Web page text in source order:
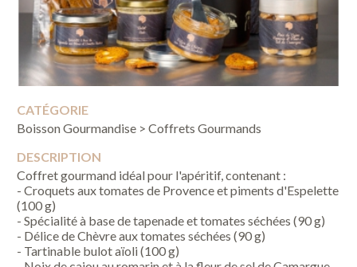
CATÉGORIE
Boisson Gourmandise > Coffrets Gourmands
DESCRIPTION
Coffret gourmand idéal pour l'apéritif, contenant :
- Croquets aux tomates de Provence et piments d'Espelette
(100 g)
- Spécialité à base de tapenade et tomates séchées (90 g)
- Délice de Chèvre aux tomates séchées (90 g)
- Tartinable bulot aïoli (100 g)